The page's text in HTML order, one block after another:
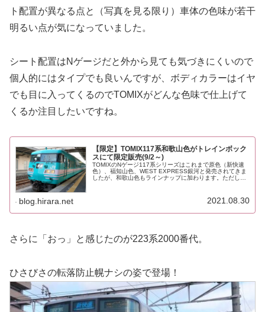
ト配置が異なる点と（写真を見る限り）車体の色味が若干
明るい点が気になっていました。
シート配置はNゲージだと外から見ても気づきにくいので
個人的にはタイプでも良いんですが、ボディカラーはイヤ
でも目に入ってくるのでTOMIXがどんな色味で仕上げて
くるか注目したいですね。
【限定】TOMIX117系和歌山色がトレインボック
スにて限定販売(9/2～)
TOMIXのNゲージ117系シリーズはこれまで原色（新快速
色）、福知山色、WEST EXPRESS銀河と発売されてきま
したが、和歌山色もラインナップに加わります。ただし一
blog.hirara.net 2021.08.30
さらに「おっ」と感じたのが223系2000番代。
ひさびさの転落防止幌ナシの姿で登場！